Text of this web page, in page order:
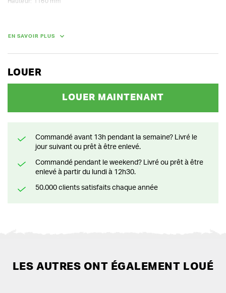
135 cm x 110 cm x 116 cm
POIDS
EN SAVOIR PLUS
LOUER
LOUER MAINTENANT
Commandé avant 13h pendant la semaine? Livré le
jour suivant ou prêt à être enlevé.
Commandé pendant le weekend? Livré ou prêt à être
enlevé à partir du lundi à 12h30.
50.000 clients satisfaits chaque année
LES AUTRES ONT ÉGALEMENT LOUÉ